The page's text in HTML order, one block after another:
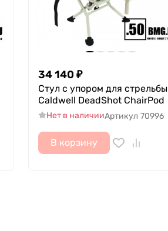
34 140 ₽
Стул с упором для стрельбы
Caldwell DeadShot ChairPod
Нет в наличииАртикул 70996
В корзину